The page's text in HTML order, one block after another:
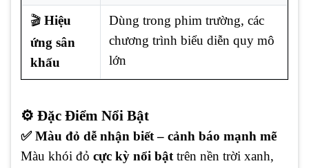
🎬 Hiệu
ứng sân
khấu
Dùng trong phim trường, các
chương trình biểu diễn quy mô
lớn
⚙️ Đặc Điểm Nổi Bật
✅ Màu đỏ dễ nhận biết – cảnh báo mạnh mẽ
Màu khói đỏ cực kỳ nổi bật trên nền trời xanh,